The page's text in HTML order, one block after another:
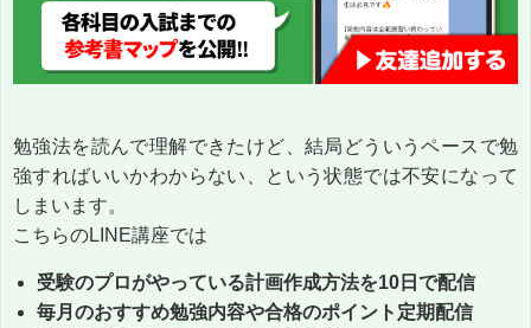
勉強法を読んで理解できたけど、結局どういうペースで勉
強すればいいかわからない、という状態では不安になって
しまいます。
こちらのLINE講座では
受験のプロがやっている計画作成方法を10日で配信
毎月のおすすめ勉強内容や合格のポイント定期配信